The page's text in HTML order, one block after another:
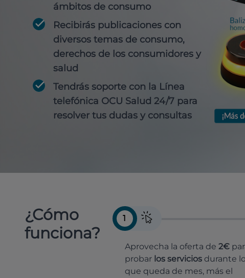
ámbitos de consumo
Recibirás publicaciones con
diversos temas de consumo,
derechos de los consumidores y
salud
Tendrás soporte con la Línea
telefónica OCU Salud 24/7 para
resolver tus dudas y consultas
¿Cómo
funciona?
1
Aprovecha la oferta de 2€
probar los servicios durante
que queda de mes, más el